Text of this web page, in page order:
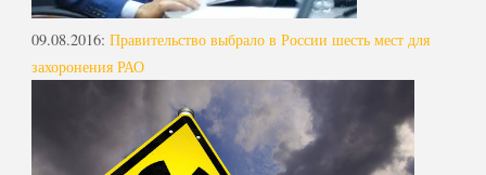
09.08.2016: Правительство выбрало в России шесть мест для
захоронения РАО